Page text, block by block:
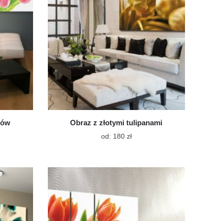
produktu
Obraz z złotymi tulipanami
od: 180 złTen
wiele